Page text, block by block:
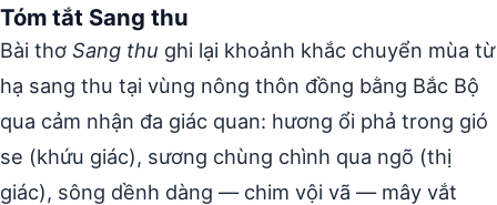
Tóm tắt Sang thu
Bài thơ Sang thu ghi lại khoảnh khắc chuyển mùa từ
hạ sang thu tại vùng nông thôn đồng bằng Bắc Bộ
qua cảm nhận đa giác quan: hương ổi phả trong gió
se (khứu giác), sương chùng chình qua ngõ (thị
giác), sông dềnh dàng — chim vội vã — mây vắt